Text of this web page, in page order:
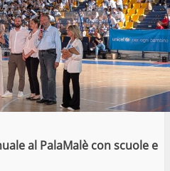
al PalaMalè con scuole e